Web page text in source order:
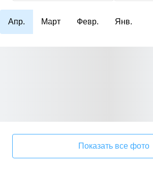
Апр. Март Февр. Янв.
Показать все фото